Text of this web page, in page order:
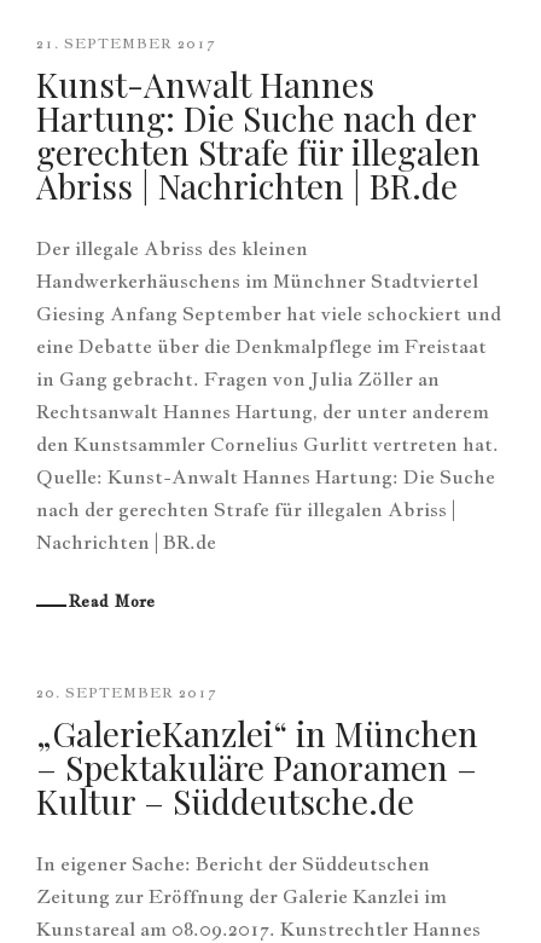
21. SEPTEMBER 2017
Kunst-Anwalt Hannes
Hartung: Die Suche nach der
gerechten Strafe für illegalen
Abriss | Nachrichten | BR.de
Der illegale Abriss des kleinen
Handwerkerhäuschens im Münchner Stadtviertel
Giesing Anfang September hat viele schockiert und
eine Debatte über die Denkmalpflege im Freistaat
in Gang gebracht. Fragen von Julia Zöller an
Rechtsanwalt Hannes Hartung, der unter anderem
den Kunstsammler Cornelius Gurlitt vertreten hat.
Quelle: Kunst-Anwalt Hannes Hartung: Die Suche
nach der gerechten Strafe für illegalen Abriss |
Nachrichten | BR.de
Read More
20. SEPTEMBER 2017
„GalerieKanzlei“ in München
– Spektakuläre Panoramen –
Kultur – Süddeutsche.de
In eigener Sache: Bericht der Süddeutschen
Zeitung zur Eröffnung der Galerie Kanzlei im
Kunstareal am 08.09.2017. Kunstrechtler Hannes